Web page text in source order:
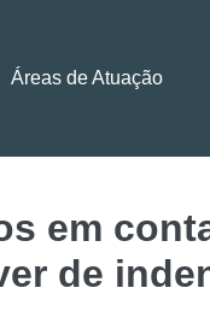
Áreas de Atuação
em
de